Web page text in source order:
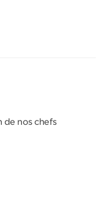
de nos chefs